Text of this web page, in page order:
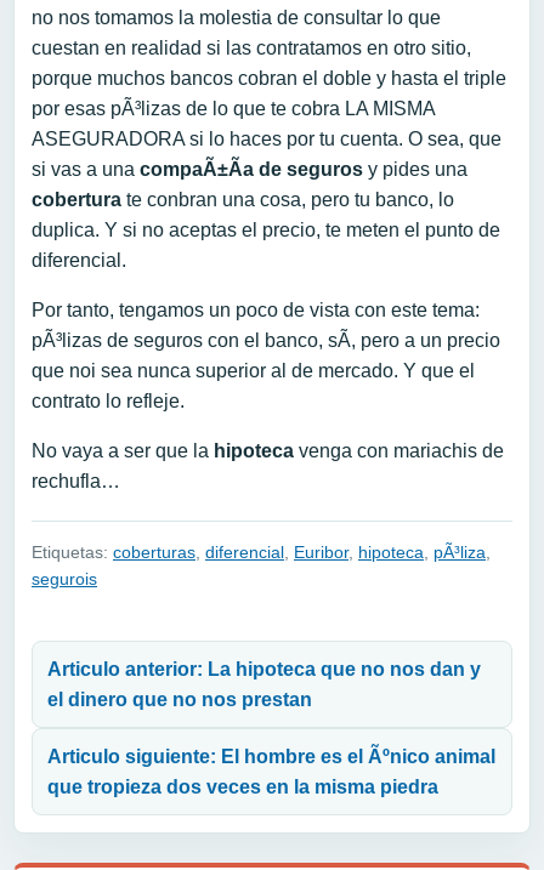
no nos tomamos la molestia de consultar lo que
cuestan en realidad si las contratamos en otro sitio,
porque muchos bancos cobran el doble y hasta el triple
por esas pÃ³lizas de lo que te cobra LA MISMA
ASEGURADORA si lo haces por tu cuenta. O sea, que
si vas a una compaÃ±Ã­a de seguros y pides una
cobertura te conbran una cosa, pero tu banco, lo
duplica. Y si no aceptas el precio, te meten el punto de
diferencial.
Por tanto, tengamos un poco de vista con este tema:
pÃ³lizas de seguros con el banco, sÃ­, pero a un precio
que noi sea nunca superior al de mercado. Y que el
contrato lo refleje.
No vaya a ser que la hipoteca venga con mariachis de
rechufla…
Etiquetas: coberturas diferencial Euribor, hipoteca pÃ³liza
segurois
Articulo anterior: La hipoteca que no nos dan y
el dinero que no nos prestan
Articulo siguiente: El hombre es el Ãºnico animal
que tropieza dos veces en la misma piedra